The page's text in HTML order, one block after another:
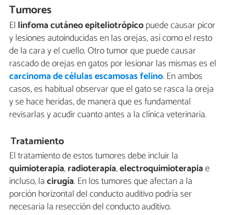
Tumores
El linfoma cutáneo epiteliotrópicopuede causar picor
y lesiones autoinducidas en las orejas, así como el resto
de la cara y el cuello. Otro tumor que puede causar
rascado de orejas en gatos por lesionar las mismas es el
carcinoma de células escamosas felino. En ambos
casos, es habitual observar que el gato se rasca la oreja
y se hace heridas, de manera que es fundamental
revisarlas y acudir cuanto antes a la clínica veterinaria.
Tratamiento
El tratamiento de estos tumores debe incluir la
quimioterapia,radioterapia,electroquimioterapiae
incluso, lacirugía. En los tumores que afectan a la
porción horizontal del conducto auditivo podría ser
necesaria la resección del conducto auditivo.